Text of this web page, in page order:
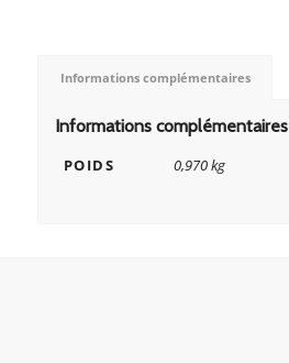
Informations complémentaires
Informations complémentaires
POIDS 0,970 kg